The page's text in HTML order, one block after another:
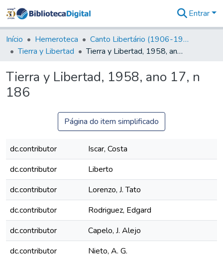
&
Coleções
Tudo na
Digital
Entrar
Início Hemeroteca
Canto Libertário (1906-1995)
Tierra y Libertad
Tierra y Libertad, 1958, ano 17, n 186
Tierra y Libertad, 1958, ano 17, n
186
Página do item simplificado
dc.contributor
Iscar, Costa
dc.contributor
Liberto
dc.contributor
Lorenzo, J. Tato
dc.contributor
Rodriguez, Edgard
dc.contributor
Capelo, J. Alejo
dc.contributor
Nieto, A. G.